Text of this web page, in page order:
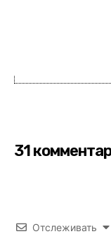
31
Отслеживать